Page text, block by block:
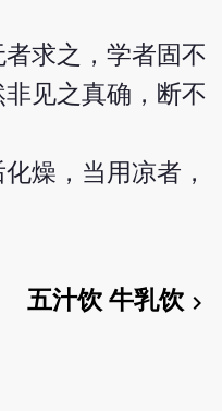
求之，学者固不
见之真确，断不
燥，当用凉者，
五汁饮 牛乳饮chevron_right